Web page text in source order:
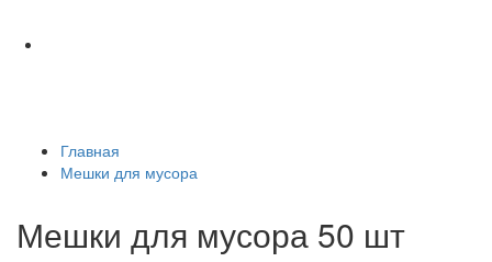
Главная
Мешки для мусора
Мешки для мусора 50 шт